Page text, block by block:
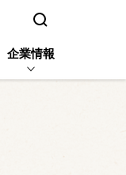
検索窓を開く
企業情報